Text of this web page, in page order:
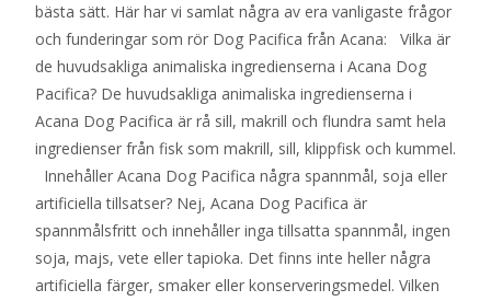
bästa sätt. Här har vi samlat några av era vanligaste frågor
och funderingar som rör Dog Pacifica från Acana: Vilka är
de huvudsakliga animaliska ingredienserna i Acana Dog
Pacifica? De huvudsakliga animaliska ingredienserna i
Acana Dog Pacifica är rå sill, makrill och flundra samt hela
ingredienser från fisk som makrill, sill, klippfisk och kummel.
Innehåller Acana Dog Pacifica några spannmål, soja eller
artificiella tillsatser? Nej, Acana Dog Pacifica är
spannmålsfritt och innehåller inga tillsatta spannmål, ingen
soja, majs, vete eller tapioka. Det finns inte heller några
artificiella färger, smaker eller konserveringsmedel. Vilken